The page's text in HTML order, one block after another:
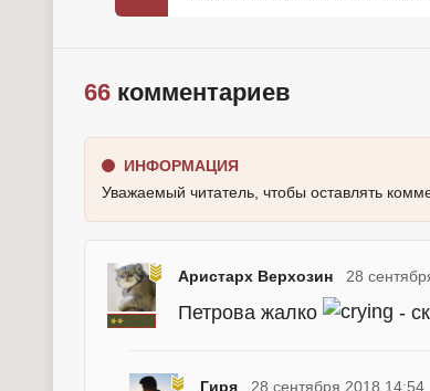
66 комментариев
ИНФОРМАЦИЯ
Уважаемый читатель, чтобы оставлять
Аристарх Верхозин 28
Петрова жалко -
Гиря 28 сентября 2018 14:54